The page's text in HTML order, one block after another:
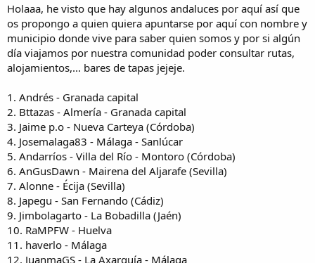
i
o
Holaaa, he visto que hay algunos andaluces por aquí así que
os propongo a quien quiera apuntarse por aquí con nombre y
municipio donde vive para saber quien somos y por si algún
día viajamos por nuestra comunidad poder consultar rutas,
alojamientos,... bares de tapas jejeje.
1. Andrés - Granada capital
2. Bttazas - Almería - Granada capital
3. Jaime p.o - Nueva Carteya (Córdoba)
4. Josemalaga83 - Málaga - Sanlúcar
5. Andarríos - Villa del Río - Montoro (Córdoba)
6. AnGusDawn - Mairena del Aljarafe (Sevilla)
7. Alonne - Écija (Sevilla)
8. Japegu - San Fernando (Cádiz)
9. Jimbolagarto - La Bobadilla (Jaén)
10. RaMPFW - Huelva
11. haverlo - Málaga
12. JuanmaGS - La Axarquía - Málaga